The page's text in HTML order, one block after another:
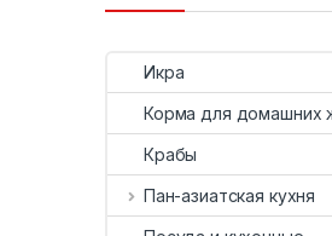
Икра
Корма для домашних
Крабы
Пан-азиатская кухня